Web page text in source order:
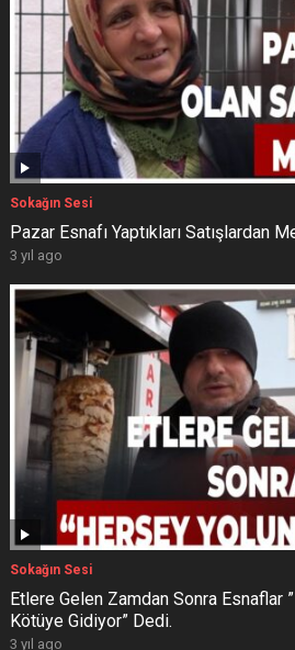
Sokağın Sesi
Pazar Esnafı Yaptıkları Satışlardan
3 yıl ago
Sokağın Sesi
Etlere Gelen Zamdan Sonra Esnaflar
Kötüye Gidiyor” Dedi.
3 yıl ago